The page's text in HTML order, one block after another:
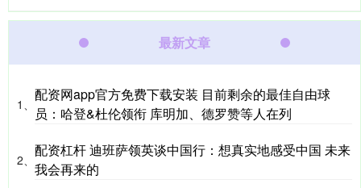
最新文章
1、
配资网app官方免费下载安装 目前剩余的最佳自由球
员：哈登&杜伦领衔 库明加、德罗赞等人在列
2、
配资杠杆 迪班萨领英谈中国行：想真实地感受中国 未来
我会再来的